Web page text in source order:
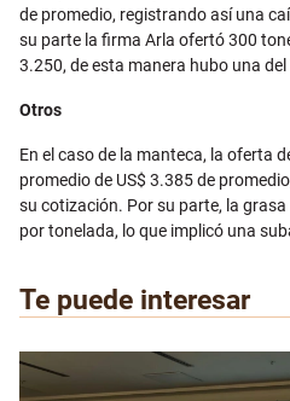
de promedio, registrando así una
su parte la firma Arla ofertó 300
3.250, de esta manera hubo una del
Otros
En el caso de la manteca, la oferta
promedio de US$ 3.385 de
su cotización. Por su parte, la
por tonelada, lo que implicó una
Te puede interesar